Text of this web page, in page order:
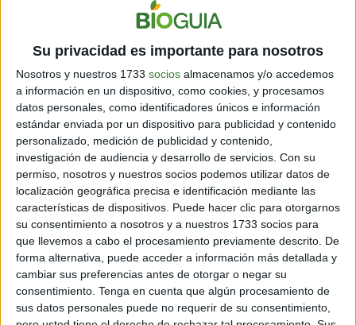
Su privacidad es importante para nosotros
Nosotros y nuestros 1733 socios almacenamos y/o accedemos
a información en un dispositivo, como cookies, y procesamos
datos personales, como identificadores únicos e información
estándar enviada por un dispositivo para publicidad y contenido
personalizado, medición de publicidad y contenido,
investigación de audiencia y desarrollo de servicios. Con su
permiso, nosotros y nuestros socios podemos utilizar datos de
localización geográfica precisa e identificación mediante las
características de dispositivos. Puede hacer clic para otorgarnos
su consentimiento a nosotros y a nuestros 1733 socios para
que llevemos a cabo el procesamiento previamente descrito. De
forma alternativa, puede acceder a información más detallada y
cambiar sus preferencias antes de otorgar o negar su
consentimiento. Tenga en cuenta que algún procesamiento de
sus datos personales puede no requerir de su consentimiento,
CÓMO OBSERVAR LA LUNA EN TODO SU
ESPLENDOR
Sigue estos consejos para apreciar todo el esplendor
de la luna llena: